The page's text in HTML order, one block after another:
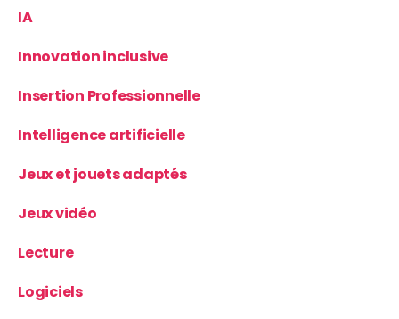
IA
Innovation inclusive
Insertion Professionnelle
Intelligence artificielle
Jeux et jouets adaptés
Jeux vidéo
Lecture
Logiciels